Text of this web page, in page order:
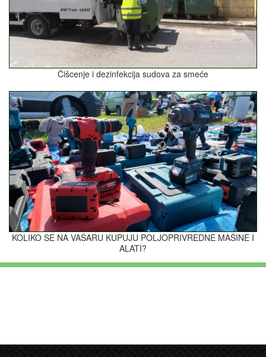
Čišcenje i dezinfekcija sudova za smeće
KOLIKO SE NA VAŠARU KUPUJU POLJOPRIVREDNE MAŠINE I
ALATI?